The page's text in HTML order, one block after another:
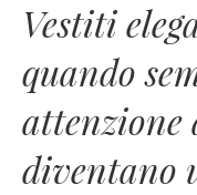
Vestiti
quando
diventano